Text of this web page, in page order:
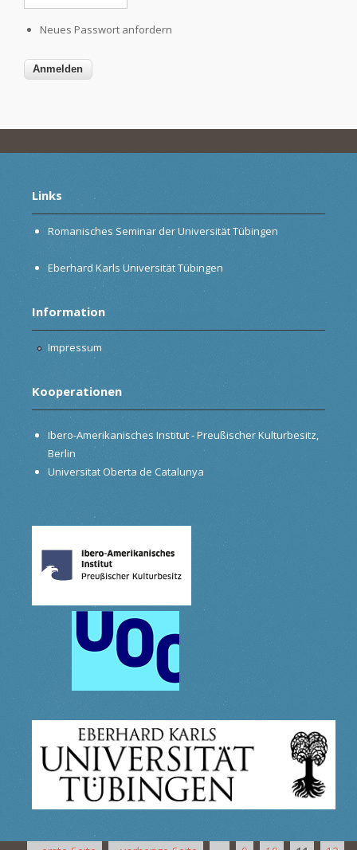
Neues Passwort anfordern
Links
Romanisches Seminar der Universität Tübingen
Eberhard Karls Universität Tübingen
Information
Impressum
Kooperationen
Ibero-Amerikanisches Institut - Preußischer Kulturbesitz,
Berlin
Universitat Oberta de Catalunya